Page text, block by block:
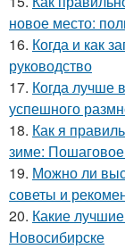
новое место:
16. Когда и как
руководство
17. Когда лучше
успешного
18. Как я
зиме:
19. Можно ли
советы и
20. Какие
Новосибирске